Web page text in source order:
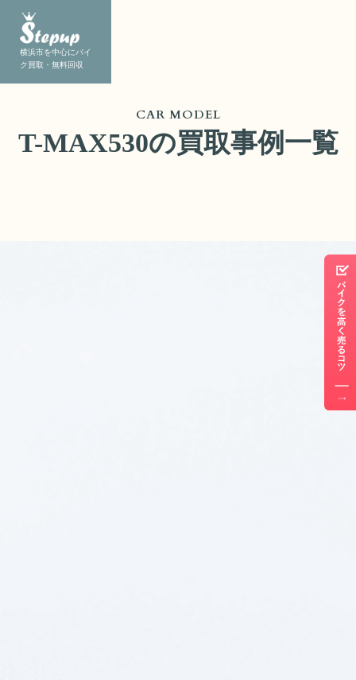
横浜市を中心にバイ
ク買取・無料回収
T-MAX530の買取事例一覧
CAR MODEL